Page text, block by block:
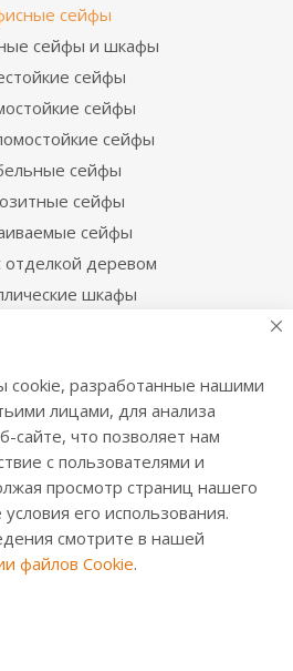
сейфы
сейфы и шкафы
сейфы
сейфы
сейфы
сейфы
сейфы
сейфы
деревом
шкафы
двери
для покупателя
служба
и инструкции
и оплата
и возврат
Дилерам
cookie, разработанные нашими
лицами, для анализа
сайте, что позволяет нам
с пользователями и
просмотр страниц нашего
его использования.
смотрите в нашей
файлов Cookie.